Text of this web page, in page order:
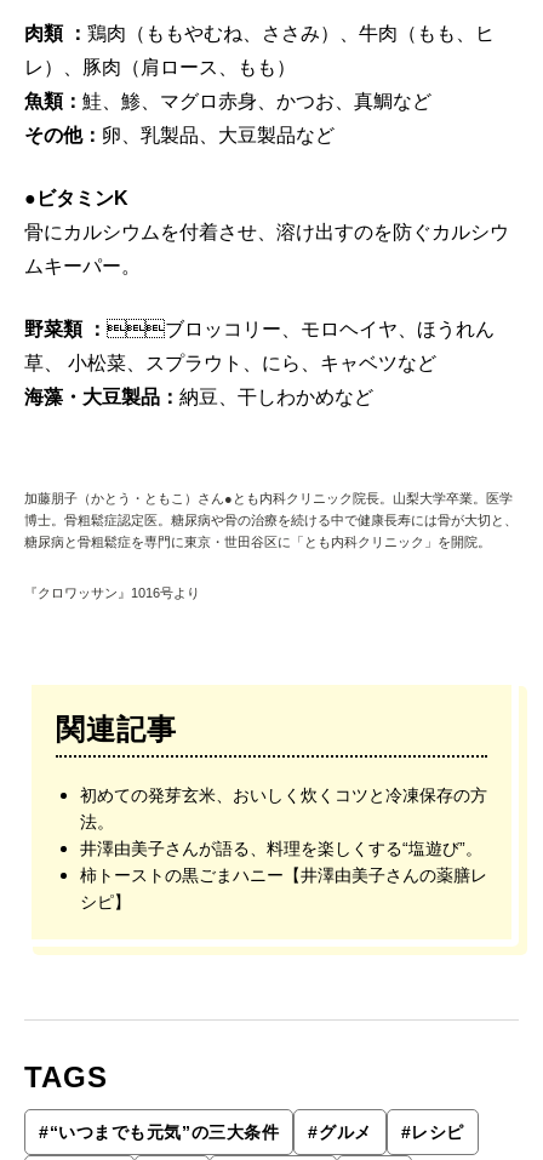
肉類 ： 鶏肉（ももやむね、ささみ）、牛肉（もも、ヒ
レ）、豚肉（肩ロース、もも）
魚類： 鮭、鯵、マグロ赤身、かつお、真鯛など
その他： 卵、乳製品、大豆製品など
●ビタミンK
骨にカルシウムを付着させ、溶け出すのを防ぐカルシウ
ムキーパー。
野菜類 ： ブロッコリー、モロヘイヤ、ほうれん
草、 小松菜、スプラウト、にら、キャベツなど
海藻・大豆製品： 納豆、干しわかめなど
加藤朋子（かとう・ともこ）さん●とも内科クリニック院長。山梨大学卒業。医学
博士。骨粗鬆症認定医。糖尿病や骨の治療を続ける中で健康長寿には骨が大切と、
糖尿病と骨粗鬆症を専門に東京・世田谷区に「とも内科クリニック」を開院。
『クロワッサン』1016号より
関連記事
初めての発芽玄米、おいしく炊くコツと冷凍保存の方
法。
井澤由美子さんが語る、料理を楽しくする“塩遊び”。
柿トーストの黒ごまハニー【井澤由美子さんの薬膳レ
シピ】
TAGS
#“いつまでも元気”の三大条件 #グルメ #レシピ